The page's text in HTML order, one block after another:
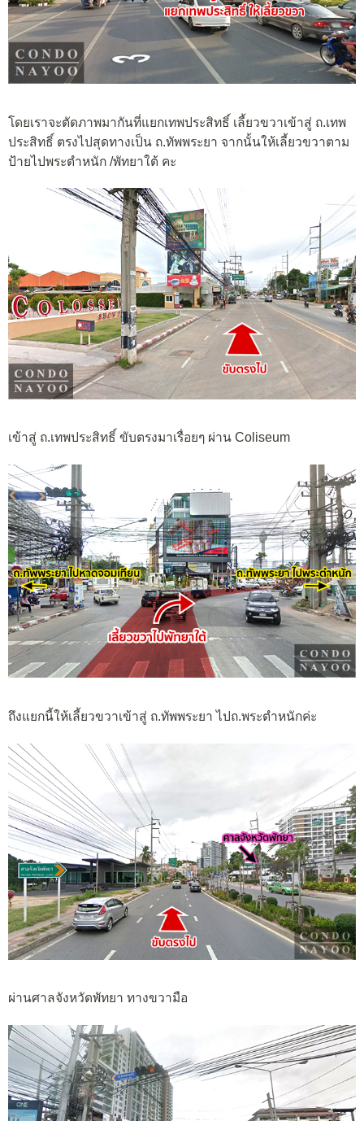
โดยเราจะตัดภาพมากันที่แยกเทพประสิทธิ์ เลี้ยวขวาเข้าสู่ ถ.เทพ
ประสิทธิ์ ตรงไปสุดทางเป็น ถ.ทัพพระยา จากนั้นให้เลี้ยวขวาตาม
ป้ายไปพระตำหนัก /พัทยาใต้ คะ
เข้าสู่ ถ.เทพประสิทธิ์ ขับตรงมาเรื่อยๆ ผ่าน Coliseum
ถึงแยกนี้ให้เลี้ยวขวาเข้าสู่ ถ.ทัพพระยา ไปถ.พระตำหนักค่ะ
ผ่านศาลจังหวัดพัทยา ทางขวามือ